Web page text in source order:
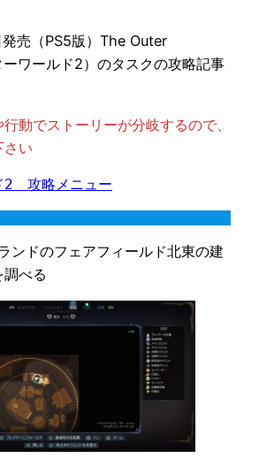
売（PS5版）The Outer
ワールド2）のタスクの攻略記事
動でストーリーが分岐するので、
さい
　攻略メニュー
ンドのフェアフィールド北東の建
べる